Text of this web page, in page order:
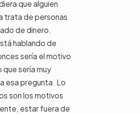
que alguien
trata de personas
de dinero.
hablando de
sería el motivo
sería muy
esa pregunta. Lo
son los motivos
estar fuera de